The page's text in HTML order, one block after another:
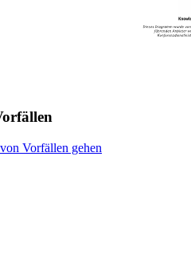
Vorfällen gehen